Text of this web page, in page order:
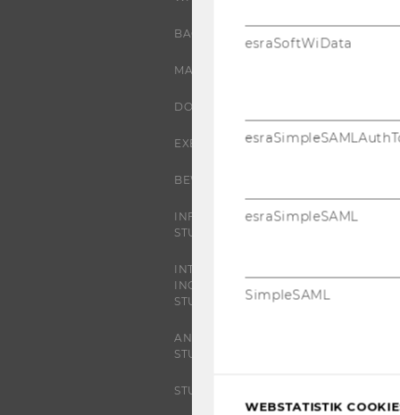
BACHELOR
MASTER
DOKTORAT / PHD
EXECUTIVE EDUCATION
BEWERBUNG UND ZULASSUNG
INFORMATIONEN FÜR
STUDIERENDE
INTERNATIONALE UND
INCOMING EXCHANGE
STUDIERENDE
ANGEBOTE FÜR SCHULEN UND
STUDIENINTERESSIERTE
STUDENT CLUBS
esraSoftWiData
esraSimpleSAML
SimpleSAML
WEBSTATISTIK